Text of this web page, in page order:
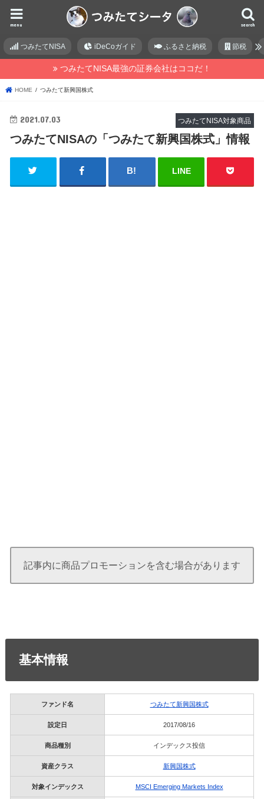
search
menu
つみたてNISA iDeCoガイド ふるさと納税 節税
つみたてNISA最強の証券会社はココだ！
HOME つみたて新興国株式
つみたてNISA対象商品
2021.07.03
つみたてNISAの「つみたて新興国株式」情報
LINE
記事内に商品プロモーションを含む場合があります
基本情報
ファンド名 つみたて新興国株式
設定日 2017/08/16
商品種別 インデックス投信
資産クラス 新興国株式
対象インデックス MSCI Emerging Markets Index